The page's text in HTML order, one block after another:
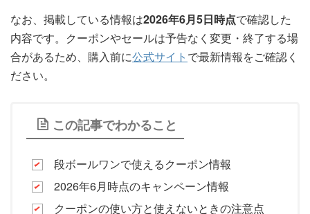
なお、掲載している情報は2026年6月5日時点で確認した
内容です。クーポンやセールは予告なく変更・終了する場
合があるため、購入前に公式サイト で最新情報をご確認く
ださい。
この記事でわかること
段ボールワンで使えるクーポン情報
2026年6月時点のキャンペーン情報
クーポンの使い方と使えないときの注意点